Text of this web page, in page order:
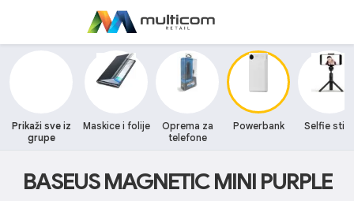
Prikaži sve iz
grupe
Maskice i folije
Oprema za
telefone
Powerbank Selfie stick
BASEUS MAGNETIC MINI PURPLE